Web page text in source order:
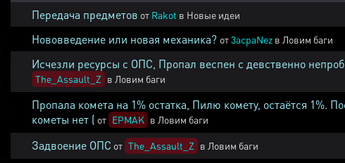
Передача предметов от Rakot в Новые идеи
Нововведение или новая механика? от3acpaNez в Ловим баги
Исчезли ресурсы с ОПС, Пропал веспен с девственно
The_Assault_Z в Ловим баги
Пропала комета на 1% остатка, Пилю комету, остаётся 1%.
кометы нет ( от EPMAK в Ловим баги
Задвоение ОПС от The_Assault_Z в Ловим баги